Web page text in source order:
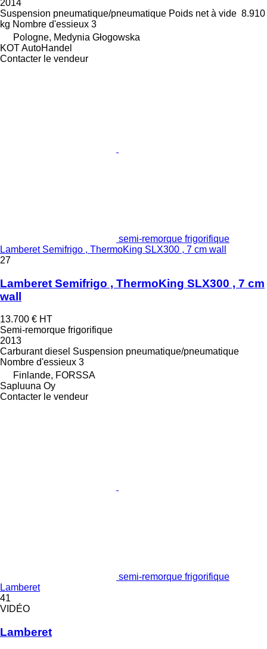
2014
Suspension pneumatique/pneumatique Poids net à vide 8.910
kg Nombre d'essieux 3
Pologne, Medynia Głogowska
KOT AutoHandel
Contacter le vendeur
semi-remorque frigorifique
Lamberet Semifrigo , ThermoKing SLX300 , 7 cm wall
27
Lamberet Semifrigo , ThermoKing SLX300 , 7 cm
wall
13.700 € HT
Semi-remorque frigorifique
2013
Carburant diesel Suspension pneumatique/pneumatique
Nombre d'essieux 3
Finlande, FORSSA
Sapluuna Oy
Contacter le vendeur
semi-remorque frigorifique
Lamberet
41
VIDÉO
Lamberet